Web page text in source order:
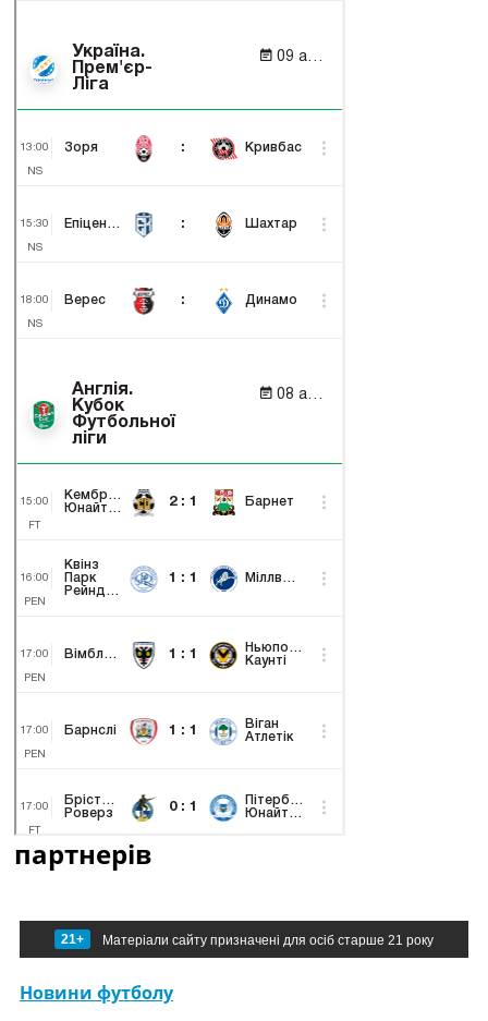
партнерів
21+ Матеріали сайту призначені для осіб старше 21 року
Новини футболу